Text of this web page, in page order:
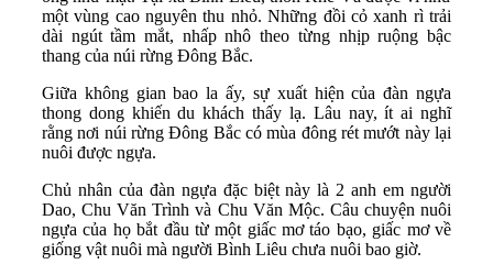
một vùng cao nguyên thu nhỏ. Những đồi cỏ xanh rì trải
dài ngút tầm mắt, nhấp nhô theo từng nhịp ruộng bậc
thang của núi rừng Đông Bắc.
Giữa không gian bao la ấy, sự xuất hiện của đàn ngựa
thong dong khiến du khách thấy lạ. Lâu nay, ít ai nghĩ
rằng nơi núi rừng Đông Bắc có mùa đông rét mướt này lại
nuôi được ngựa.
Chủ nhân của đàn ngựa đặc biệt này là 2 anh em người
Dao, Chu Văn Trình và Chu Văn Mộc. Câu chuyện nuôi
ngựa của họ bắt đầu từ một giấc mơ táo bạo, giấc mơ về
giống vật nuôi mà người Bình Liêu chưa nuôi bao giờ.